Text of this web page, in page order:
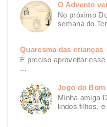
O Advento
No próximo
semana do
Quaresma das crianças
É preciso aproveitar
...
Jogo do
Minha amiga
lindos filhos, e